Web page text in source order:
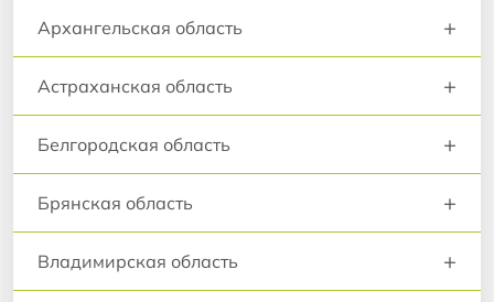
Архангельская область +
Астраханская область +
Белгородская область +
Брянская область +
Владимирская область +